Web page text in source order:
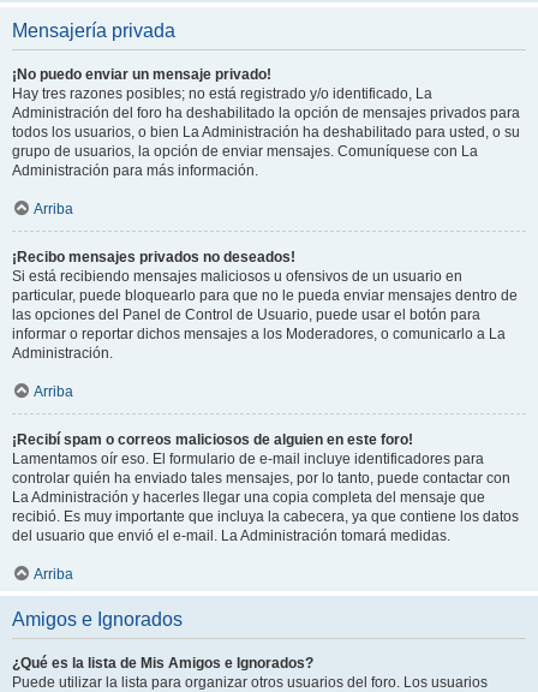
Mensajería privada
¡No puedo enviar un mensaje privado!
Hay tres razones posibles; no está registrado y/o identificado, La
Administración del foro ha deshabilitado la opción de mensajes privados para
todos los usuarios, o bien La Administración ha deshabilitado para usted, o su
grupo de usuarios, la opción de enviar mensajes. Comuníquese con La
Administración para más información.
Arriba
¡Recibo mensajes privados no deseados!
Si está recibiendo mensajes maliciosos u ofensivos de un usuario en
particular, puede bloquearlo para que no le pueda enviar mensajes dentro de
las opciones del Panel de Control de Usuario, puede usar el botón para
informar o reportar dichos mensajes a los Moderadores, o comunicarlo a La
Administración.
Arriba
¡Recibí spam o correos maliciosos de alguien en este foro!
Lamentamos oír eso. El formulario de e-mail incluye identificadores para
controlar quién ha enviado tales mensajes, por lo tanto, puede contactar con
La Administración y hacerles llegar una copia completa del mensaje que
recibió. Es muy importante que incluya la cabecera, ya que contiene los datos
del usuario que envió el e-mail. La Administración tomará medidas.
Arriba
Amigos e Ignorados
¿Qué es la lista de Mis Amigos e Ignorados?
Puede utilizar la lista para organizar otros usuarios del foro. Los usuarios